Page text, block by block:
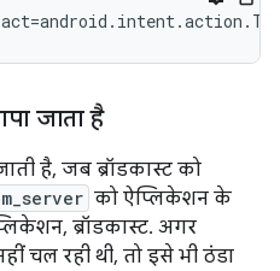
जाता है
है, जब ब्रॉडकास्ट को
को ऐप्लिकेशन के
ब्रॉडकास्ट. अगर
चल रही थी, तो इसे भी ठंडा